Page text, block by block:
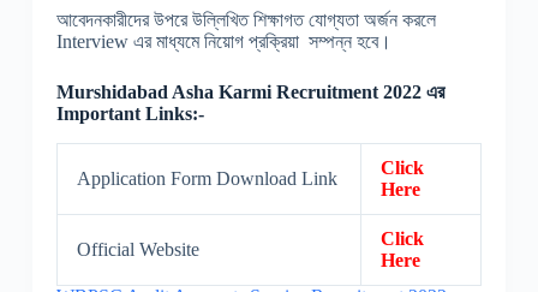
আবেদনকারীদের উপরে উল্লিখিত শিক্ষাগত যোগ্যতা অর্জন করলে
Interview এর মাধ্যমে নিয়োগ প্রক্রিয়া সম্পন্ন হবে।
Murshidabad Asha Karmi Recruitment 2022 এর
Important Links:-
Application Form Download Link
Click
Here
Official Website
Click
Here